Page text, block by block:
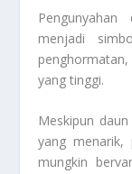
menjadi
yang tinggi.
Meskipun
yang
mungkin